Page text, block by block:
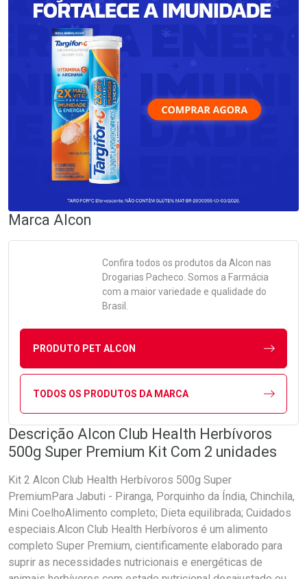
Marca Alcon
Confira todos os produtos da Alcon nas
Drogarias Pacheco. Somos a Farmácia
com a maior variedade e qualidade do
Brasil.
PRODUTO PET ALCON
TODOS OS PRODUTOS DA MARCA
Descrição Alcon Club Health Herbívoros
500g Super Premium Kit Com 2 unidades
Kit 2 Alcon Club Health Herbívoros 500g Super
PremiumPara Jabuti - Piranga, Porquinho da Índia, Chinchila,
Mini CoelhoAlimento completo; Dieta equilibrada; Cuidados
especiais.Alcon Club Health Herbívoros é um alimento
completo Super Premium, cientificamente elaborado para
suprir as necessidades nutricionais e energéticas de